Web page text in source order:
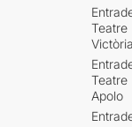
Teatre
Victòria
Teatre
Apolo